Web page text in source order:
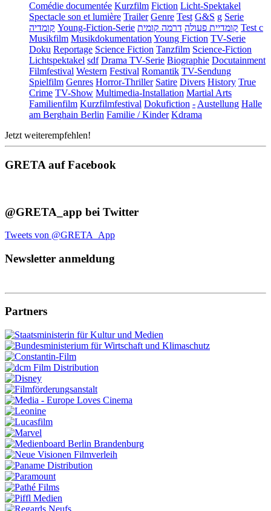
Comédie documentée Kurzfilm Fiction Licht-Spektakel
Spectacle son et lumière Trailer Genre Test G&S g Serie
קומדיה Young-Fiction-Serie קומדיית פעולה דרמה קומית
Test c
Musikfilm MusikdokumentationYoung Fiction TV-Serie
Doku Reportage Science Fiction Tanzfilm Science-Fiction
Lichtspektakel sdf Drama TV-Serie Biographie Docutainment
Filmfestival Western Festival Romantik TV-Sendung
Spielfilm Genres Horror-Thriller Satire Divers History True
Crime TV-Show Multimedia-Installation Martial Arts
Familienfilm Kurzfilmfestival Dokufiction -Austellung Halle
am Berghain Berlin Familie / Kinder Kdrama
Jetzt weiterempfehlen!
GRETA auf Facebook
@GRETA_app bei Twitter
Tweets von @GRETA_App
Newsletter anmeldung
Partners